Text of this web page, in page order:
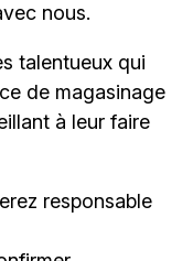
nous.
talentueux qui
de magasinage
à leur faire
responsable